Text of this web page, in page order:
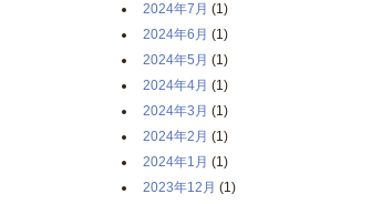
2024年7月 (1)
2024年6月 (1)
2024年5月 (1)
2024年4月 (1)
2024年3月 (1)
2024年2月 (1)
2024年1月 (1)
2023年12月 (1)